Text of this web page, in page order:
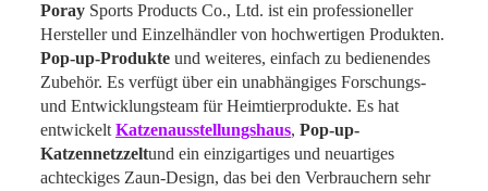
PoraySports Products Co., Ltd. ist ein professioneller
Hersteller und Einzelhändler von hochwertigen Produkten.
Pop-up-Produkteund weiteres, einfach zu bedienendes
Zubehör. Es verfügt über ein unabhängiges Forschungs-
und Entwicklungsteam für Heimtierprodukte. Es hat
entwickelt Katzenausstellungshaus, Pop-up-
Katzennetzzeltund ein einzigartiges und neuartiges
achteckiges Zaun-Design, das bei den Verbrauchern sehr